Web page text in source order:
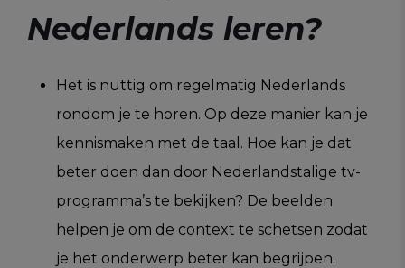
Nederlands leren?
Het is nuttig om regelmatig Nederlands
rondom je te horen. Op deze manier kan je
kennismaken met de taal. Hoe kan je dat
beter doen dan door Nederlandstalige tv-
programma’s te bekijken? De beelden
helpen je om de context te schetsen zodat
je het onderwerp beter kan begrijpen.